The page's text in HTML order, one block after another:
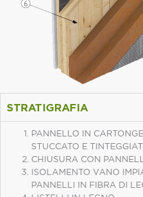
STRATIGRAFIA
PANNELLO IN
STUCCATO E
CHIUSURA CON
ISOLAMENTO VANO
PANNELLI IN FIBRA DI